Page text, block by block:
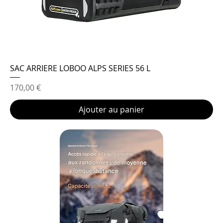
SAC ARRIERE LOBOO ALPS SERIES 56 L
Prix
170,00 €
Ajouter au panier